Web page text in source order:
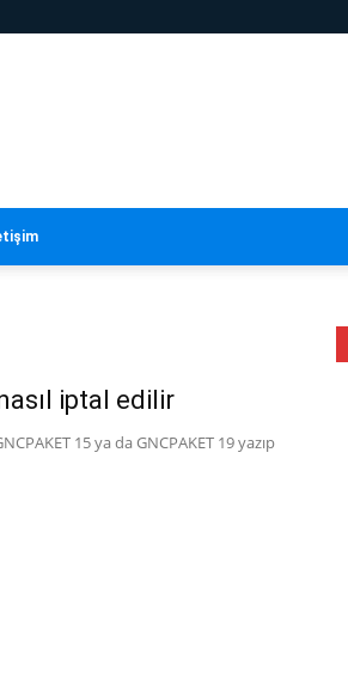
iptal edilir
15 ya da GNCPAKET 19 yazıp